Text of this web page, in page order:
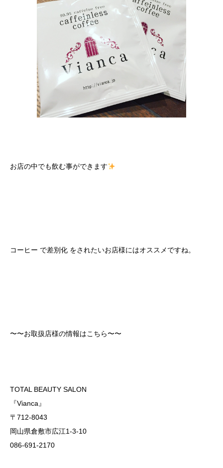
お店の中でも飲む事ができます
コーヒー で差別化 をされたいお店様にはオススメですね。
〜〜お取扱店様の情報はこちら〜〜
TOTAL BEAUTY SALON
『Vianca』
〒712-8043
岡山県倉敷市広江1-3-10
086-691-2170